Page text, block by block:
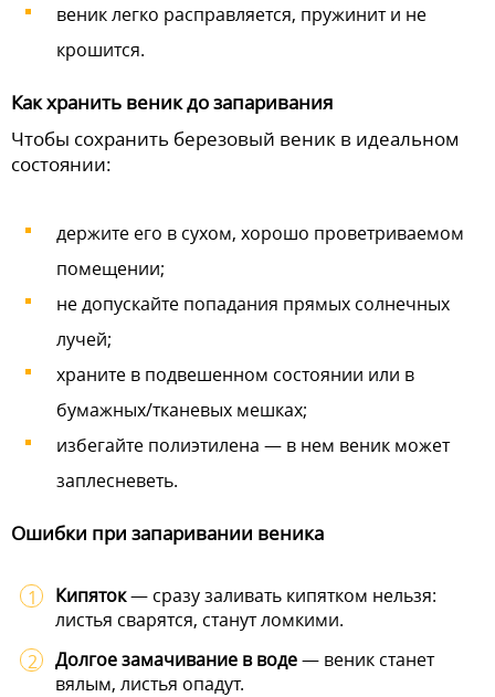
веник легко расправляется, пружинит и не
крошится.
Как хранить веник до запаривания
Чтобы сохранить березовый веник в идеальном
состоянии:
держите его в сухом, хорошо проветриваемом
помещении;
не допускайте попадания прямых солнечных
лучей;
храните в подвешенном состоянии или в
бумажных/тканевых мешках;
избегайте полиэтилена — в нем веник может
заплесневеть.
Ошибки при запаривании веника
Кипяток— сразу заливать кипятком нельзя:
листья сварятся, станут ломкими.
Долгое замачивание в воде— веник станет
вялым, листья опадут.